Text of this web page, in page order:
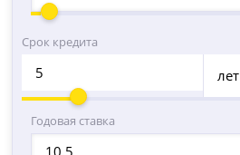
Срок кредита
лет
Годовая ставка